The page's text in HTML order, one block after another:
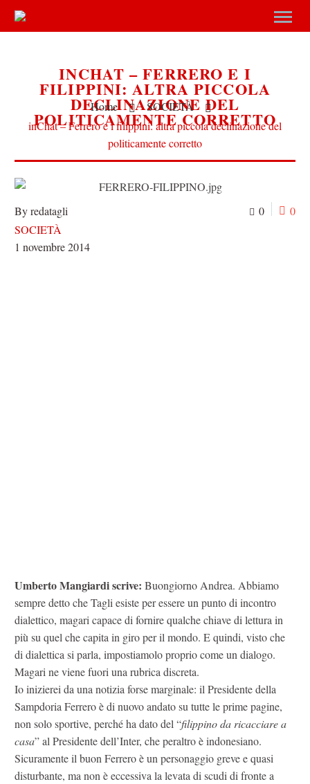
INCHAT – FERRERO E I
FILIPPINI: ALTRA PICCOLA
DECLINAZIONE DEL
POLITICAMENTE CORRETTO
Home
SOCIETÀ
inChat – Ferrero e i filippini: altra piccola declinazione del
politicamente corretto
0 0
By redatagli
SOCIETÀ
1 novembre 2014
Umberto Mangiardi scrive: Buongiorno Andrea. Abbiamo
sempre detto che Tagli esiste per essere un punto di incontro
dialettico, magari capace di fornire qualche chiave di lettura in
più su quel che capita in giro per il mondo. E quindi, visto che
di dialettica si parla, impostiamolo proprio come un dialogo.
Magari ne viene fuori una rubrica discreta.
Io inizierei da una notizia forse marginale: il Presidente della
Sampdoria Ferrero è di nuovo andato su tutte le prime pagine,
non solo sportive, perché ha dato del “filippino da ricacciare a
casa” al Presidente dell’Inter, che peraltro è indonesiano.
Sicuramente il buon Ferrero è un personaggio greve e quasi
disturbante, ma non è eccessiva la levata di scudi di fronte a